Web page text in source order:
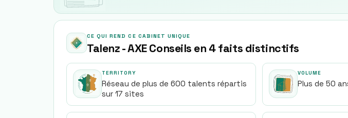
CE QUI REND CE CABINET UNIQUE
Talenz - AXE Conseils en 4 faits distinctifs
TERRITORY
Réseau de plus de 600 talents répartis
sur 17 sites
VOLUME
Plus de 50